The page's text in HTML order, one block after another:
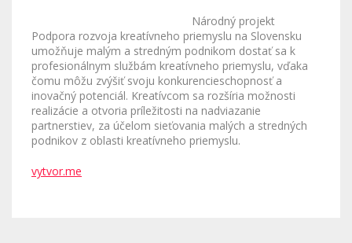
Národný projekt
Podpora rozvoja kreatívneho priemyslu na Slovensku
umožňuje malým a stredným podnikom dostať sa k
profesionálnym službám kreatívneho priemyslu, vďaka
čomu môžu zvýšiť svoju konkurencieschopnosť a
inovačný potenciál. Kreatívcom sa rozšíria možnosti
realizácie a otvoria príležitosti na nadviazanie
partnerstiev, za účelom sieťovania malých a stredných
podnikov z oblasti kreatívneho priemyslu.
vytvor.me